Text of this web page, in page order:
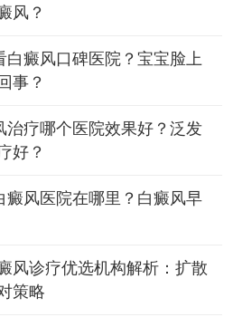
风？
癜风口碑医院？宝宝脸上
事？
治疗哪个医院效果好？泛发
好？
癜风医院在哪里？白癜风早
风诊疗优选机构解析：扩散
策略